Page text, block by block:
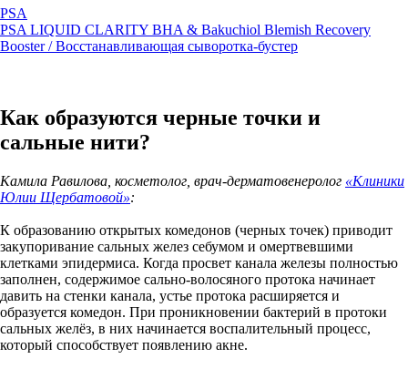
PSA
PSA LIQUID CLARITY BHA & Bakuchiol Blemish Recovery
Booster / Восстанавливающая сыворотка-бустер
Как образуются черные точки и
сальные нити?
Камила Равилова, косметолог, врач-дерматовенеролог «Клиники
Юлии Щербатовой»:
К образованию открытых комедонов (черных точек) приводит
закупоривание сальных желез себумом и омертвевшими
клетками эпидермиса. Когда просвет канала железы полностью
заполнен, содержимое сально-волосяного протока начинает
давить на стенки канала, устье протока расширяется и
образуется комедон. При проникновении бактерий в протоки
сальных желёз, в них начинается воспалительный процесс,
который способствует появлению акне.